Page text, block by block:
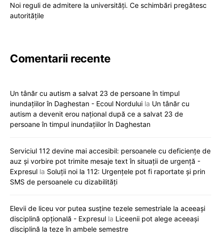
Noi reguli de admitere la universități. Ce schimbări pregătesc
autoritățile
Comentarii recente
Un tânăr cu autism a salvat 23 de persoane în timpul
inundațiilor în Daghestan - Ecoul Nordului la Un tânăr cu
autism a devenit erou național după ce a salvat 23 de
persoane în timpul inundațiilor în Daghestan
Serviciul 112 devine mai accesibil: persoanele cu deficiențe de
auz și vorbire pot trimite mesaje text în situații de urgență -
Expresul la Soluții noi la 112: Urgențele pot fi raportate și prin
SMS de persoanele cu dizabilități
Elevii de liceu vor putea susține tezele semestriale la aceeași
disciplină opțională - Expresul la Liceenii pot alege aceeași
disciplină la teze în ambele semestre